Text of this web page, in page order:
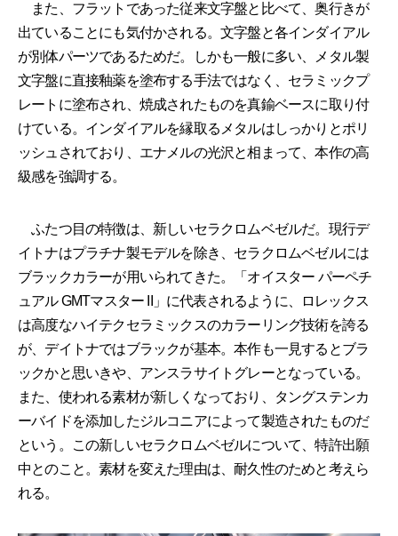
また、フラットであった従来文字盤と比べて、奥行きが
出ていることにも気付かされる。文字盤と各インダイアル
が別体パーツであるためだ。しかも一般に多い、メタル製
文字盤に直接釉薬を塗布する手法ではなく、セラミックプ
レートに塗布され、焼成されたものを真鍮ベースに取り付
けている。インダイアルを縁取るメタルはしっかりとポリ
ッシュされており、エナメルの光沢と相まって、本作の高
級感を強調する。
ふたつ目の特徴は、新しいセラクロムベゼルだ。現行デ
イトナはプラチナ製モデルを除き、セラクロムベゼルには
ブラックカラーが用いられてきた。「オイスター パーペチ
ュアル GMTマスター II」に代表されるように、ロレックス
は高度なハイテクセラミックスのカラーリング技術を誇る
が、デイトナではブラックが基本。本作も一見するとブラ
ックかと思いきや、アンスラサイトグレーとなっている。
また、使われる素材が新しくなっており、タングステンカ
ーバイドを添加したジルコニアによって製造されたものだ
という。この新しいセラクロムベゼルについて、特許出願
中とのこと。素材を変えた理由は、耐久性のためと考えら
れる。